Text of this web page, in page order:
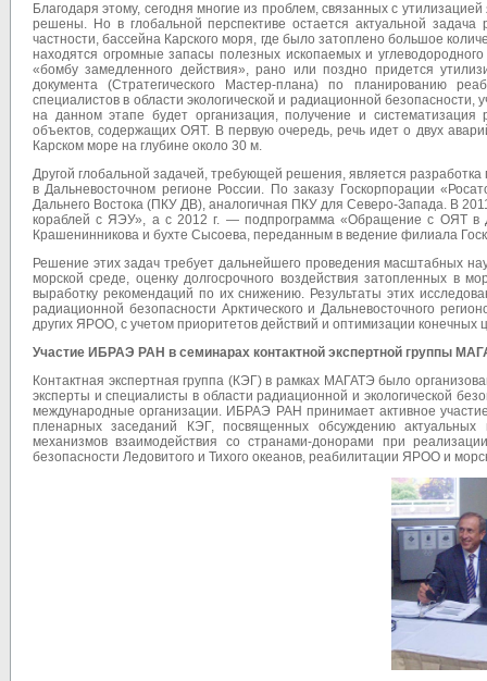
Благодаря этому, сегодня многие из проблем, связанных с
решены. Но в глобальной перспективе остается актуальной
частности, бассейна Карского моря, где было затоплено большое
находятся огромные запасы полезных ископаемых и
«бомбу замедленного действия», рано или поздно придется
документа (Стратегического Мастер-плана) по планированию
специалистов в области экологической и радиационной
на данном этапе будет организация, получение и
объектов, содержащих ОЯТ. В первую очередь, речь идет о двух
Карском море на глубине около 30 м.
Другой глобальной задачей, требующей решения, является
в Дальневосточном регионе России. По заказу Гос­корпорации
Дальнего Востока (ПКУ ДВ), аналогичная ПКУ для Северо-Запада. В
кораблей с ЯЭУ», а с 2012 г. — подпрограмма «Обращение с ОЯТ в
Крашенинникова и бухте Сысоева, переданным в ведение филиала
Решение этих задач требует дальнейшего проведения масштабных
морской среде, оценку долгосрочного воздействия затопленных в
выработку рекомендаций по их снижению. Результаты этих
радиационной безопасности Арктического и Дальневосточного
других ЯРОО, с учетом приоритетов действий и оптимизации конечных
Участие ИБРАЭ РАН в семинарах контактной экспертной группы
Контактная экспертная группа (КЭГ) в рамках МАГАТЭ было
эксперты и специалисты в области радиационной и экологической
международные организации. ИБРАЭ РАН принимает активное
пленарных заседаний КЭГ, посвященных обсуждению
механизмов взаимодействия со странами-донорами при
безопасности Ледовитого и Тихого океанов, реабилитации ЯРОО и